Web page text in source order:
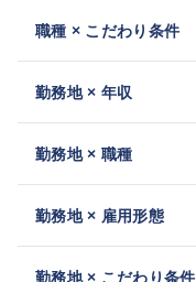
職種 × こだわり条件
勤務地 × 年収
勤務地 × 職種
勤務地 × 雇用形態
勤務地 × こだわり条件